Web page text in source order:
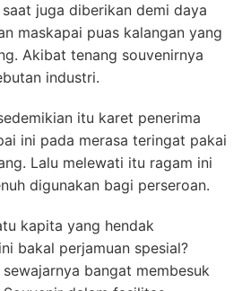
juga diberikan demi daya
maskapai puas kalangan yang
Akibat tenang souvenirnya
industri.
itu karet penerima
ini pada merasa teringat pakai
Lalu melewati itu ragam ini
digunakan bagi perseroan.
kapita yang hendak
bakal perjamuan spesial?
bangat membesuk